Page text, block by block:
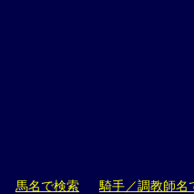
馬名で検索 騎手／調教師名